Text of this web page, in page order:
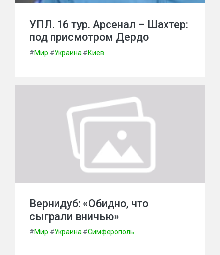
УПЛ. 16 тур. Арсенал – Шахтер:
под присмотром Дердо
#Мир #Украина #Киев
Вернидуб: «Обидно, что
сыграли вничью»
#Мир #Украина #Симферополь